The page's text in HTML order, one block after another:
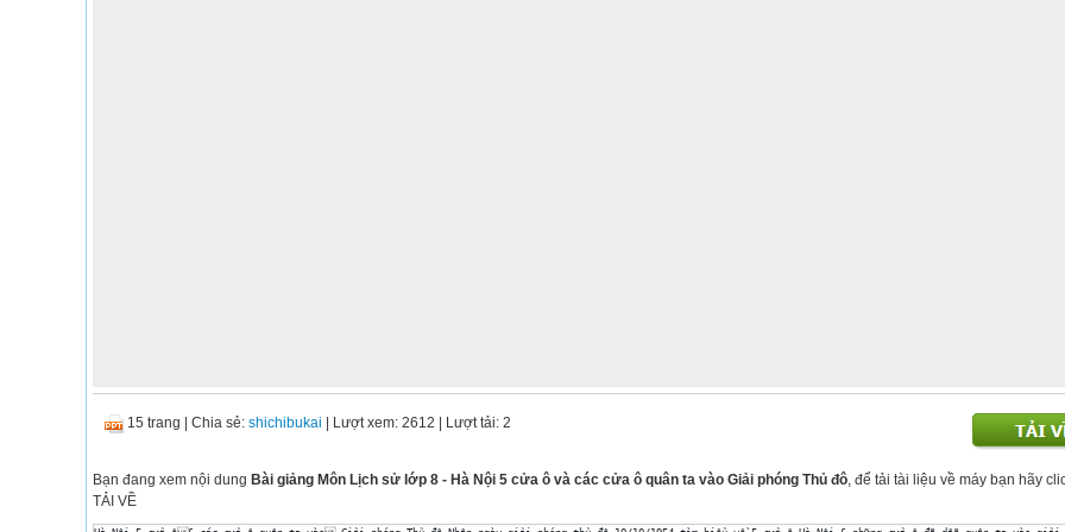
15 trang Chia sẻ: shichibukai | Lượt xem: 2612 | Lượt tải: 2
Bạn đang xem nội dung Bài giảng Môn Lịch sử lớp 8 - Hà Nội 5 cửa ô và các cửa ô quân ta vào Giải phóng Thủ đô, để tải tài liệu về máy bạn hãy
TẢI VỀ